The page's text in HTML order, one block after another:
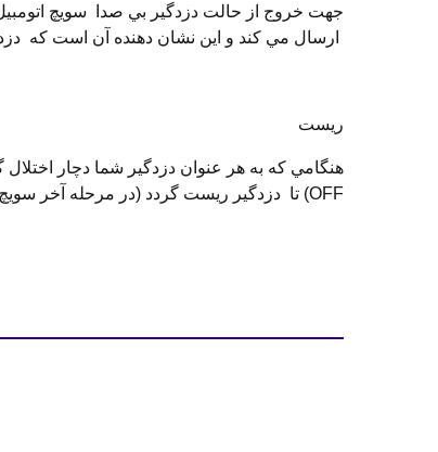
ارسال مي كند و اين نشان دهنده آن است كه
ريست
OFF) تا دزدگير ريست گردد (در مرحله آخر سويچ در حالت OFF باشد)